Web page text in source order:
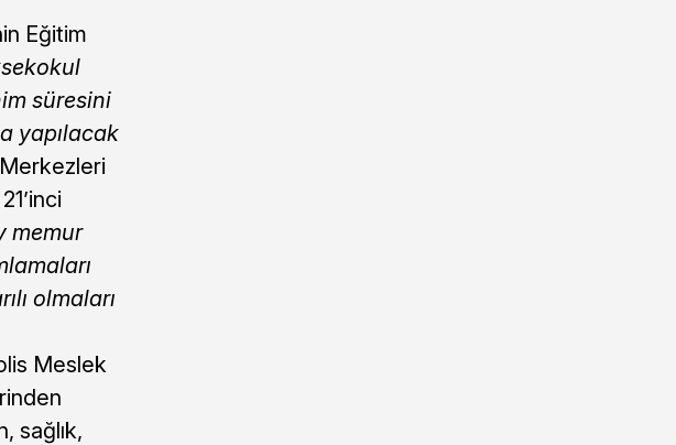
Eğitim
süresini
yapılacak
memur
olmaları
Meslek
sağlık,